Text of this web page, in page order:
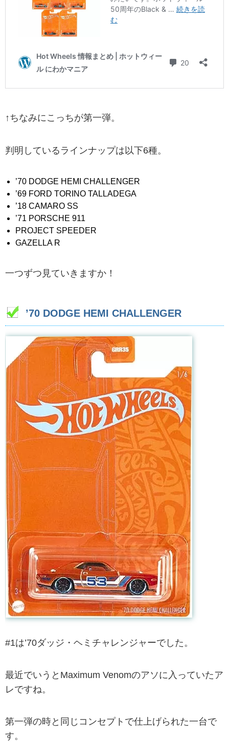
↑ちなみにこっちが第一弾。
判明しているラインナップは以下6種。
’70 DODGE HEMI CHALLENGER
’69 FORD TORINO TALLADEGA
’18 CAMARO SS
’71 PORSCHE 911
PROJECT SPEEDER
GAZELLA R
一つずつ見ていきますか！
’70 DODGE HEMI CHALLENGER
#1は’70ダッジ・ヘミチャレンジャーでした。
最近でいうとMaximum Venomのアソに入っていたア
レですね。
第一弾の時と同じコンセプトで仕上げられた一台で
す。